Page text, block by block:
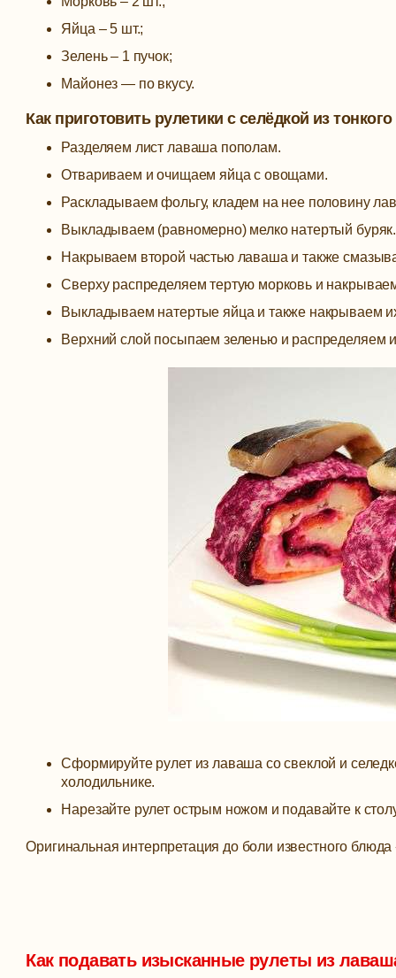
Яйца – 5 шт.;
Зелень – 1 пучок;
Майонез — по вкусу.
Как приготовить рулетики с селёдкой из
Разделяем лист лаваша пополам.
Отвариваем и очищаем яйца с овощами.
Раскладываем фольгу, кладем на нее половину
Выкладываем (равномерно) мелко натертый буряк.
Накрываем второй частью лаваша и также
Сверху распределяем тертую морковь и
Выкладываем натертые яйца и также накрываем
Верхний слой посыпаем зеленью и распределяем
Сформируйте рулет из лаваша со свеклой и
холодильнике.
Нарезайте рулет острым ножом и подавайте к
Оригинальная интерпретация до боли известного
Как подавать изысканные рулеты из